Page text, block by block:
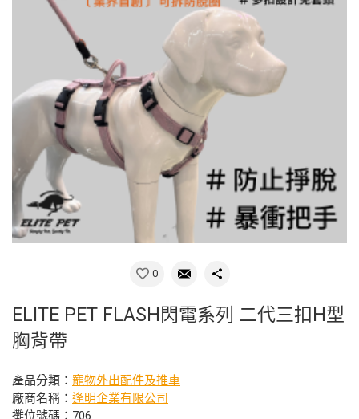
0
ELITE PET FLASH閃電系列 二代三扣H型
胸背帶
產品分類： 寵物外出配件及推車
廠商名稱： 逢明企業有限公司
攤位號碼：706